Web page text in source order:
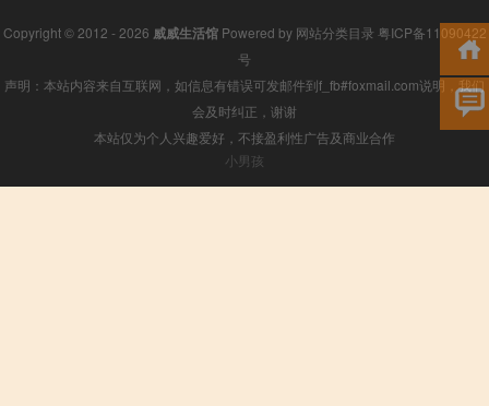
Copyright © 2012 - 2026 威威生活馆Powered by 网站分类目录 粤ICP备11090422
号
声明：本站内容来自互联网，如信息有错误可发邮件到f_fb#foxmail.com说明，我们
会及时纠正，谢谢
本站仅为个人兴趣爱好，不接盈利性广告及商业合作
小男孩